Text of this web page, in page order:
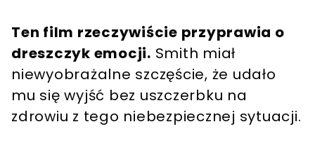
Ten film rzeczywiście przyprawia o
dreszczyk emocji. Smith miał
niewyobrażalne szczęście, że udało
mu się wyjść bez uszczerbku na
zdrowiu z tego niebezpiecznej sytuacji.